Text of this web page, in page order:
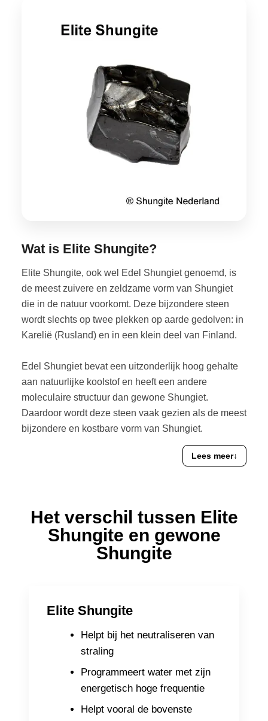
Wat is Elite Shungite?
Elite Shungite, ook wel Edel Shungiet genoemd, is
de meest zuivere en zeldzame vorm van Shungiet
die in de natuur voorkomt. Deze bijzondere steen
wordt slechts op twee plekken op aarde gedolven: in
Karelië (Rusland) en in een klein deel van Finland.
Edel Shungiet bevat een uitzonderlijk hoog gehalte
aan natuurlijke koolstof en heeft een andere
moleculaire structuur dan gewone Shungiet.
Daardoor wordt deze steen vaak gezien als de meest
bijzondere en kostbare vorm van Shungiet.
Lees meer↓
Het verschil tussen Elite
Shungite en gewone
Shungite
Elite Shungite
Helpt bij het neutraliseren van
straling
Programmeert water met zijn
energetisch hoge frequentie
Helpt vooral de bovenste